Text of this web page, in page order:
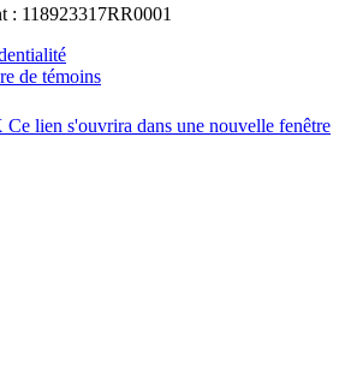
: 118923317RR0001
de témoins
Ce lien s'ouvrira dans une nouvelle fenêtre